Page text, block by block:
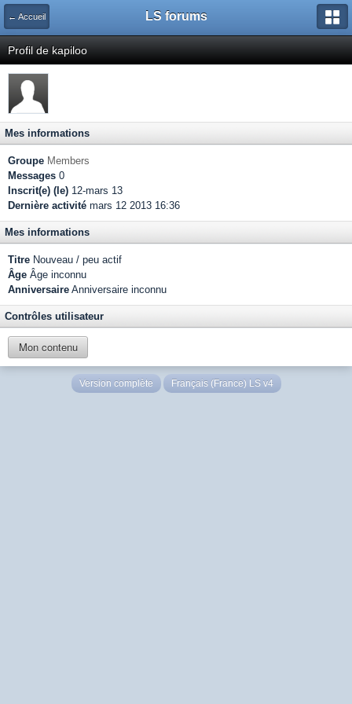
← Accueil LS forums
Profil de kapiloo
Mes informations
Groupe Members
Messages 0
Inscrit(e) (le) 12-mars 13
Dernière activité mars 12 2013 16:36
Mes informations
Titre Nouveau / peu actif
Âge Âge inconnu
Anniversaire Anniversaire inconnu
Contrôles utilisateur
Mon contenu
Version complète Français (France) LS v4